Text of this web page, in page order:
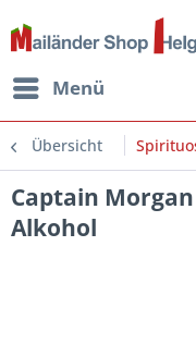
Menü
Übersicht
Captain
Alkohol